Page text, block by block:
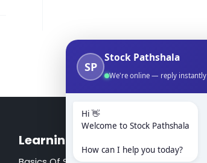
Learning Modules
SP
Stock Pathshala
We're online — reply instantly
Hi 👋
Welcome to Stock Pathshala
How can I help you today?